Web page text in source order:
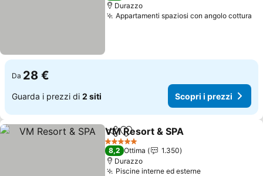
Durazzo
Appartamenti spaziosi con angolo cottura
Da 28 €
Guarda i prezzi di 2 siti Scopri i prezzi
CondividiAggiungi ai preferiti
VM Resort & SPA
5 Stelle
8,2 Ottima
1.350
Durazzo
Piscine interne ed esterne